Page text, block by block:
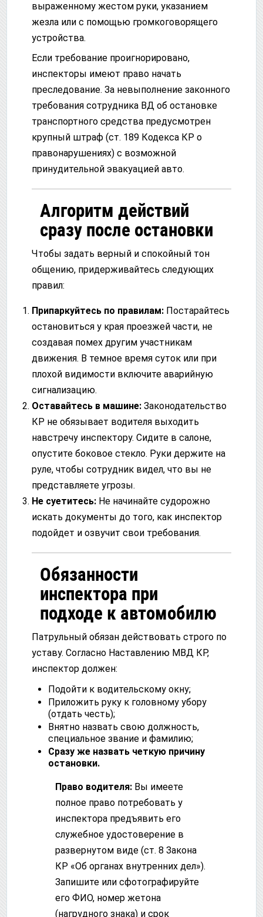
выраженному жестом руки, указанием
жезла или с помощью громкоговорящего
устройства.
Если требование проигнорировано,
инспекторы имеют право начать
преследование. За невыполнение законного
требования сотрудника ВД об остановке
транспортного средства предусмотрен
крупный штраф (ст. 189 Кодекса КР о
правонарушениях) с возможной
принудительной эвакуацией авто.
Алгоритм действий
сразу после остановки
Чтобы задать верный и спокойный тон
общению, придерживайтесь следующих
правил:
Припаркуйтесь по правилам: Постарайтесь
остановиться у края проезжей части, не
создавая помех другим участникам
движения. В темное время суток или при
плохой видимости включите аварийную
сигнализацию.
Оставайтесь в машине: Законодательство
КР не обязывает водителя выходить
навстречу инспектору. Сидите в салоне,
опустите боковое стекло. Руки держите на
руле, чтобы сотрудник видел, что вы не
представляете угрозы.
Не суетитесь: Не начинайте судорожно
искать документы до того, как инспектор
подойдет и озвучит свои требования.
Обязанности
инспектора при
подходе к автомобилю
Патрульный обязан действовать строго по
уставу. Согласно Наставлению МВД КР,
инспектор должен:
Подойти к водительскому окну;
Приложить руку к головному убору
(отдать честь);
Внятно назвать свою должность,
специальное звание и фамилию;
Сразу же назвать четкую причину
остановки.
Право водителя: Вы имеете
полное право потребовать у
инспектора предъявить его
служебное удостоверение в
развернутом виде (ст. 8 Закона
КР «Об органах внутренних дел»).
Запишите или сфотографируйте
его ФИО, номер жетона
(нагрудного знака) и срок